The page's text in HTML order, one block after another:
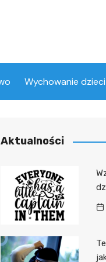
Wychowanie dzieci
Aktualności